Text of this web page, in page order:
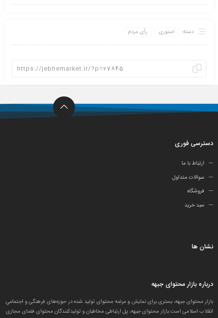
دسته: استوری رأی مردم
دسترسی فوری
ارتباط با ما
سوالات متداول
فروشگاه
سبد خرید
نشان ها
درباره بازار محتوای جبهه
بازار محتوای جبهه، بستری برای نمایش و عرضه محتوای تولید شده در حوزه‌های فرهنگی و اجتماعیِ
انقلاب اسلامی است.بازار محتوای جبهه، پل ارتباطی مخاطبان و تولید‌کنندگان محتوای فضای مجازی